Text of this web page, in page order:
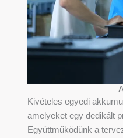
Kivételes egyedi
amelyeket egy dedikált
Együttműködünk a